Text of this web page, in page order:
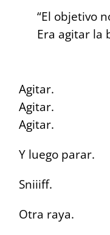
“El objetivo
Era agitar la
Agitar.
Agitar.
Agitar.
Y luego parar.
Sniiiff.
Otra raya.